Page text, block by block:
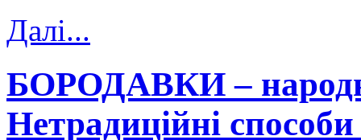
Далi...
БОРОДАВКИ –
Нетрадиційні